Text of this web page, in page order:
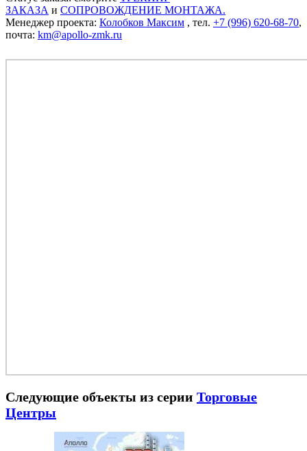
ЗАКАЗА и СОПРОВОЖДЕНИЕ МОНТАЖА.
Менеджер проекта: Колобков Максим , тел. +7 (996) 620-68-70,
почта: km@apollo-zmk.ru
Следующие объекты из серии Торговые
Центры